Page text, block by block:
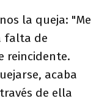
la queja: "Me
falta de
reincidente.
acaba
de ella